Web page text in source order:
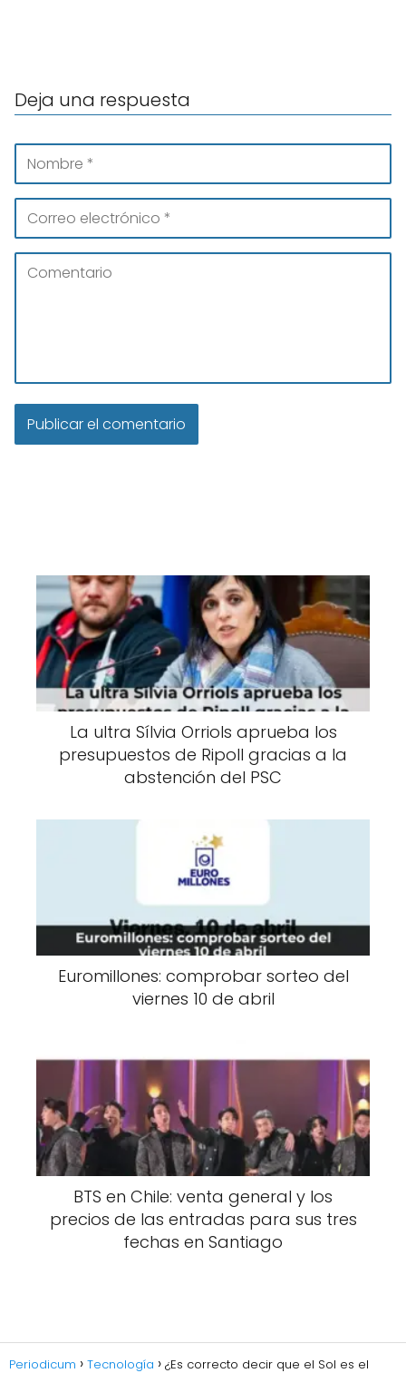
Deja una respuesta
La ultra Sílvia Orriols aprueba los
presupuestos de Ripoll gracias a la
abstención del PSC
Euromillones: comprobar sorteo del
viernes 10 de abril
BTS en Chile: venta general y los
precios de las entradas para sus tres
fechas en Santiago
Periodicum Tecnología
¿Es correcto decir que el Sol es el